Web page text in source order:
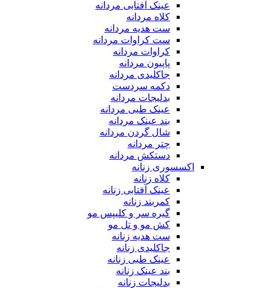
عینک آفتابی مردانه
کلاه مردانه
ست هدیه مردانه
ست کراوات مردانه
کراوات مردانه
پاپیون مردانه
جاکلیدی مردانه
دکمه سردست
بدلیجات مردانه
عینک طبی مردانه
بند عینک مردانه
شال گردن مردانه
چتر مردانه
دستکش مردانه
اکسسوری زنانه
کلاه زنانه
عینک آفتابی زنانه
کمربند زنانه
گیره سر و کلیپس مو
کش مو و تل مو
ست هدیه زنانه
جاکلیدی زنانه
عینک طبی زنانه
بند عینک زنانه
بدلیجات زنانه